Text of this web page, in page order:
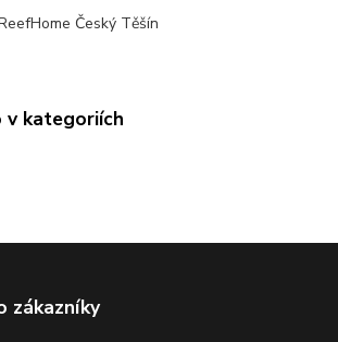
Český Těšín
v kategoriích
zákazníky